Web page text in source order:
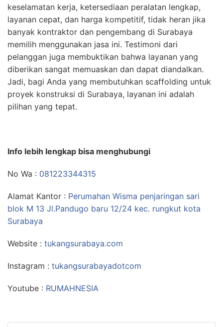
keselamatan kerja, ketersediaan peralatan lengkap,
layanan cepat, dan harga kompetitif, tidak heran jika
banyak kontraktor dan pengembang di Surabaya
memilih menggunakan jasa ini. Testimoni dari
pelanggan juga membuktikan bahwa layanan yang
diberikan sangat memuaskan dan dapat diandalkan.
Jadi, bagi Anda yang membutuhkan scaffolding untuk
proyek konstruksi di Surabaya, layanan ini adalah
pilihan yang tepat.
Info lebih lengkap bisa menghubungi
No Wa : 081223344315
Alamat Kantor : Perumahan Wisma penjaringan sari
blok M 13 Jl.Pandugo baru 12/24 kec. rungkut kota
Surabaya
Website : tukangsurabaya.com
Instagram : tukangsurabayadotcom
Youtube : RUMAHNESIA